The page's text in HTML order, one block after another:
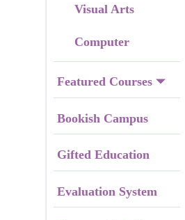
Visual Arts
Computer
Featured Courses
Bookish Campus
Gifted Education
Evaluation System